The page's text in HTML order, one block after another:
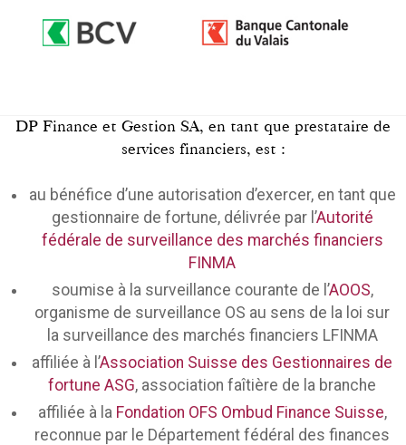
DP Finance et Gestion SA, en tant que prestataire de
services financiers, est :
au bénéfice d’une autorisation d’exercer, en tant que
gestionnaire de fortune, délivrée par l’Autorité
fédérale de surveillance des marchés financiers
FINMA
soumise à la surveillance courante de l’AOOS,
organisme de surveillance OS au sens de la loi sur
la surveillance des marchés financiers LFINMA
affiliée à l’Association Suisse des Gestionnaires de
fortune ASG, association faîtière de la branche
affiliée à la Fondation OFS Ombud Finance Suisse,
reconnue par le Département fédéral des finances